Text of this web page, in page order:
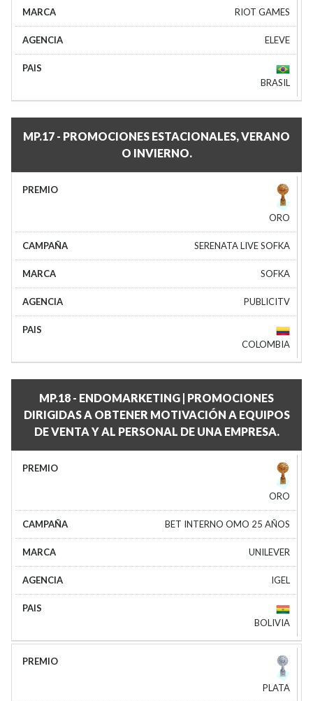
RIOT GAMES
ELEVE
BRASIL
MP.17 - PROMOCIONES ESTACIONALES, VERANO
O INVIERNO.
ORO
SERENATA LIVE SOFKA
SOFKA
PUBLICITV
COLOMBIA
MP.18 - ENDOMARKETING | PROMOCIONES
DIRIGIDAS A OBTENER MOTIVACIÓN A EQUIPOS
DE VENTA Y AL PERSONAL DE UNA EMPRESA.
ORO
BET INTERNO OMO 25 AÑOS
UNILEVER
IGEL
BOLIVIA
PLATA